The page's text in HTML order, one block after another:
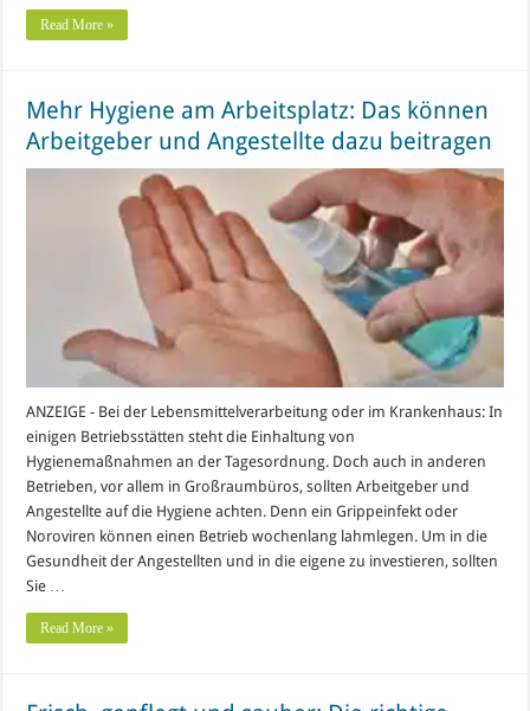
Read More »
Mehr Hygiene am Arbeitsplatz: Das können
Arbeitgeber und Angestellte dazu beitragen
ANZEIGE - Bei der Lebensmittelverarbeitung oder im Krankenhaus: In
einigen Betriebsstätten steht die Einhaltung von
Hygienemaßnahmen an der Tagesordnung. Doch auch in anderen
Betrieben, vor allem in Großraumbüros, sollten Arbeitgeber und
Angestellte auf die Hygiene achten. Denn ein Grippeinfekt oder
Noroviren können einen Betrieb wochenlang lahmlegen. Um in die
Gesundheit der Angestellten und in die eigene zu investieren, sollten
Sie …
Read More »